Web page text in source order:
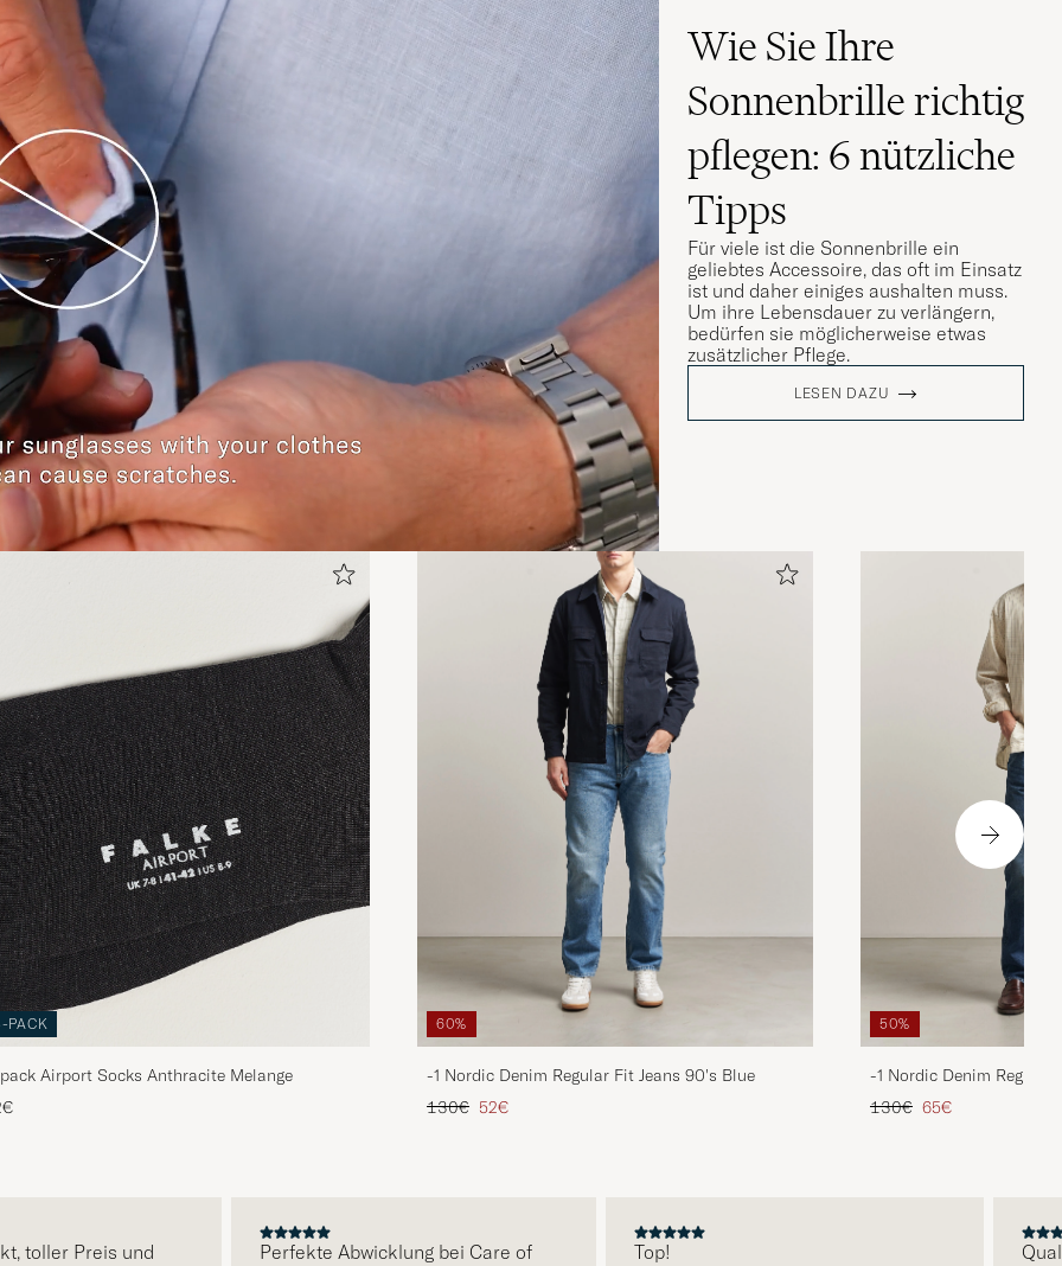
Wie Sie Ihre
Sonnenbrille richtig
pflegen: 6 nützliche
Tipps
Für viele ist die Sonnenbrille ein
geliebtes Accessoire, das oft im Einsatz
ist und daher einiges aushalten muss.
Um ihre Lebensdauer zu verlängern,
bedürfen sie möglicherweise etwas
zusätzlicher Pflege.
LESEN DAZU
PACK
Airport Socks Anthracite Melange
60%
-1 Nordic Denim Regular Fit Jeans 90's Blue
Regulärer Preis
130€ Reduzierter Preis
52€
50%
-1 Nordic Denim Regular
Regulärer Preis
130€ Reduzierter Preis
65€
Preis und
Perfekte Abwicklung bei Care of
Top!